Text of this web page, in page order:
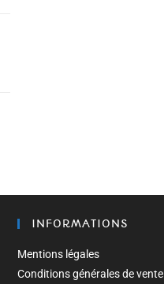
INFORMATIONS
Mentions légales
Conditions générales de vente